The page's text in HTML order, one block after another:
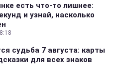
есть что-то лишнее:
и узнай, насколько
судьба 7 августа: карты
для всех знаков